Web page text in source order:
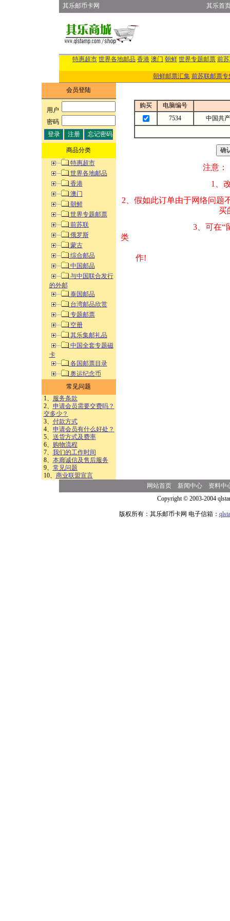
其乐邮币卡网 其乐首
特惠超市 世界各地邮品 香港 澳门 朝鲜 世界专题邮票 前
朝鲜邮票汇集 前苏联邮票专
会员登陆
用户:
密码:
商品分类
特惠超市
世界各地邮品
香港
澳门
朝鲜
世界专题邮票
前苏联
俄罗斯
蒙古
综合邮品
中国邮品
与中国联合发行
的外邮
泰国邮品
台湾邮品欣赏
专题邮票
空册
其乐集邮礼品
中国全套专题磁
卡
各国邮票目录
奥运纪念币
常见问题
1、
服务条款
2、 申请会员需要交费吗？
交多少？
3、 付款方式
4、 申请会员有什么好处？
5、 送货方式及费率
6、
购物流程
7、 我们的工作时间
8、 本廊诚信及售后服务
9、 常见问题
10、 商业联盟宣言
购买
电脑编号
7534
中国共
注意：
1、改变商品数量
2、假如此订单由
买的邮品的“
3、可在“
类 方式告之
作!
网站首页 新闻中心
资料中
Copyright © 2003-2004
版权所有：其乐邮币卡网 电子信箱：